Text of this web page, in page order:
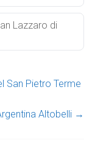
Lazzaro di
San Pietro Terme
Altobelli →